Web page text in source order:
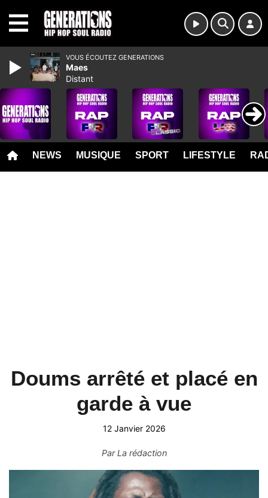
NEWS MUSIQUE SPORT LIFESTYLE
Doums arrêté et placé en
garde à vue
12 Janvier 2026
ParLa rédaction
VOUS ÉCOUTEZ GENERATIONS
Maes
Distant